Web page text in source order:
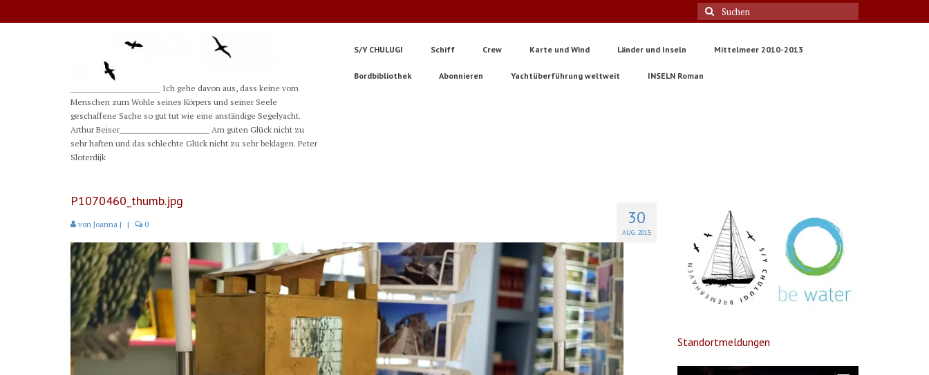
Suche
nach:
__________________________ Ich gehe davon aus, dass keine vom
Menschen zum Wohle seines Körpers und seiner Seele
geschaffene Sache so gut tut wie eine anständige Segelyacht.
Arthur Beiser__________________________ Am guten Glück nicht zu
sehr haften und das schlechte Glück nicht zu sehr beklagen. Peter
Sloterdijk
S/Y CHULUGI Schiff Crew Karte und Wind Länder und Inseln Mittelmeer 2010-2013
Bordbibliothek Abonnieren Yachtüberführung weltweit INSELN Roman
30
AUG. 2015
P1070460_thumb.jpg
von Joanna | | 0
Standortmeldungen